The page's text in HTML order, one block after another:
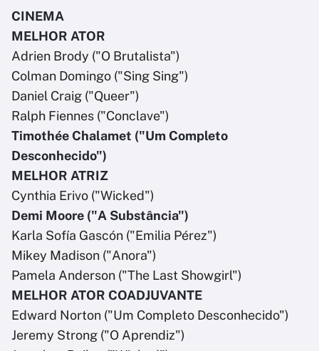
CINEMA
MELHOR ATOR
Adrien Brody ("O Brutalista")
Colman Domingo ("Sing Sing")
Daniel Craig ("Queer")
Ralph Fiennes ("Conclave")
Timothée Chalamet ("Um Completo
Desconhecido")
MELHOR ATRIZ
Cynthia Erivo ("Wicked")
Demi Moore ("A Substância")
Karla Sofía Gascón ("Emilia Pérez")
Mikey Madison ("Anora")
Pamela Anderson ("The Last Showgirl")
MELHOR ATOR COADJUVANTE
Edward Norton ("Um Completo Desconhecido")
Jeremy Strong ("O Aprendiz")